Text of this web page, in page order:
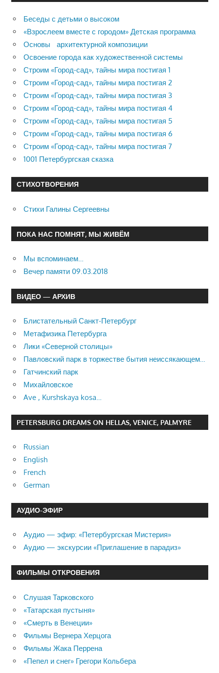
Беседы с детьми о высоком
«Взрослеем вместе с городом» Детская программа
Основы архитектурной композиции
Освоение города как художественной системы
Строим «Город-сад», тайны мира постигая 1
Строим «Город-сад», тайны мира постигая 2
Строим «Город-сад», тайны мира постигая 3
Строим «Город-сад», тайны мира постигая 4
Строим «Город-сад», тайны мира постигая 5
Строим «Город-сад», тайны мира постигая 6
Строим «Город-сад», тайны мира постигая 7
1001 Петербургская сказка
СТИХОТВОРЕНИЯ
Стихи Галины Сергеевны
ПОКА НАС ПОМНЯТ, МЫ ЖИВЁМ
Мы вспоминаем…
Вечер памяти 09.03.2018
ВИДЕО — АРХИВ
Блистательный Санкт-Петербург
Метафизика Петербурга
Лики «Северной столицы»
Павловский парк в торжестве бытия неиссякающем…
Гатчинский парк
Михайловское
Ave , Kurshskaya kosa…
PETERSBURG DREAMS ON HELLAS, VENICE, PALMYRE
Russian
English
French
German
АУДИО-ЭФИР
Аудио — эфир: «Петербургская Мистерия»
Аудио — экскурсии «Приглашение в парадиз»
ФИЛЬМЫ ОТКРОВЕНИЯ
Слушая Тарковского
«Татарская пустыня»
«Смерть в Венеции»
Фильмы Вернера Херцога
Фильмы Жака Перрена
«Пепел и снег» Грегори Кольбера